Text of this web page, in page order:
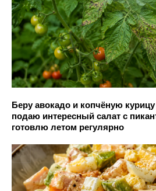
Беру авокадо и копчёную
подаю интересный салат с
готовлю летом регулярно